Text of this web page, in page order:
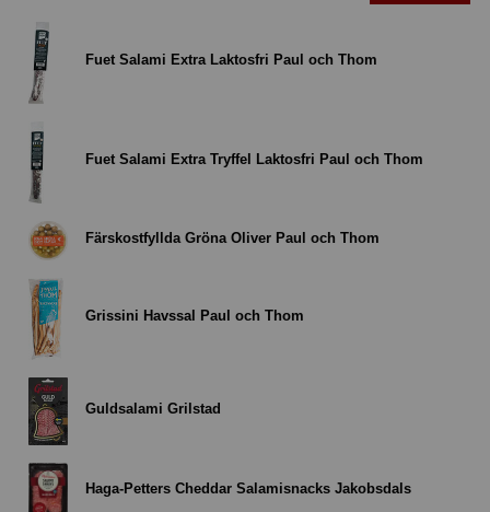
Fuet Salami Extra Laktosfri Paul och Thom
Fuet Salami Extra Tryffel Laktosfri Paul och Thom
Färskostfyllda Gröna Oliver Paul och Thom
Grissini Havssal Paul och Thom
Guldsalami Grilstad
Haga-Petters Cheddar Salamisnacks Jakobsdals